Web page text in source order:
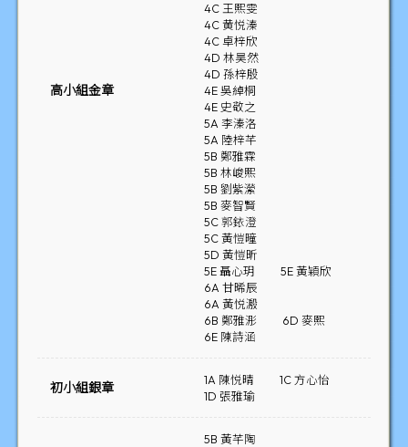
高小組金章
4C 王熙雯
4C 黄悦溱
4C 卓梓欣
4D 林昊然
4D 孫梓殷
4E 吳綽桐
4E 史敬之
5A 李溱洛
5A 陸梓芊
5B 鄭雅霖
5B 林峻熙
5B 劉紫瀠
5B 麥智賢
5C 郭銥澄
5C 黃愷曈
5D 黃愷昕
5E 聶心玥
5E 黃穎欣
6A 甘晞辰
6A 黃悦溵
6B 鄭雅浵
6D 麥熙
6E 陳詩涵
初小組銀章 1A 陳悦晴
1C 方心怡
1D 張雅瑜
5B 黃芊陶